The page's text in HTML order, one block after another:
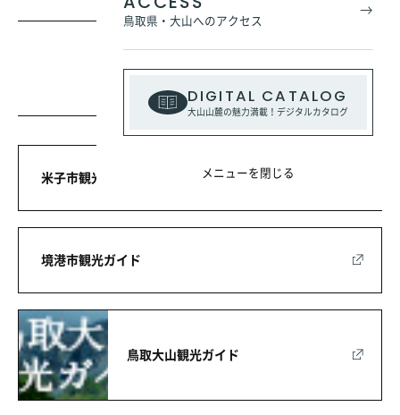
鳥取県・大山へのアクセス
DIGITAL CATALOG
大山山麓の魅力満載！デジタルカタログ
メニューを閉じる
［鳥取県西部エリア］
米子市観光協会［よなごがい～な!］
境港市観光ガイド
鳥取大山観光ガイド